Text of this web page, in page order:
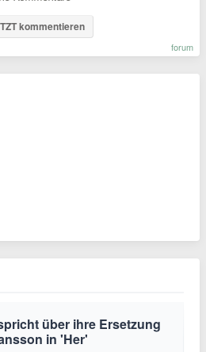
kommentieren
forum
über ihre Ersetzung
in 'Her'